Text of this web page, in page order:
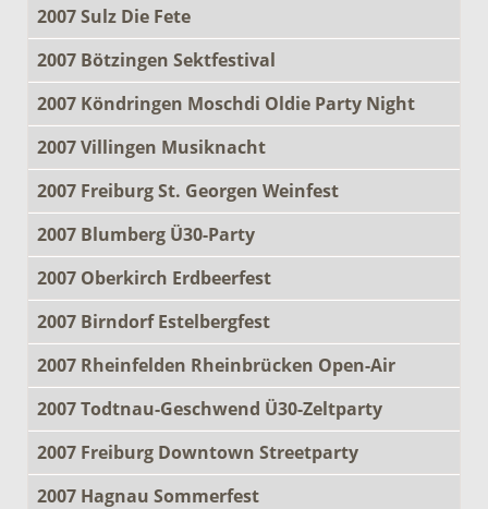
2007 Sulz Die Fete
2007 Bötzingen Sektfestival
2007 Köndringen Moschdi Oldie Party Night
2007 Villingen Musiknacht
2007 Freiburg St. Georgen Weinfest
2007 Blumberg Ü30-Party
2007 Oberkirch Erdbeerfest
2007 Birndorf Estelbergfest
2007 Rheinfelden Rheinbrücken Open-Air
2007 Todtnau-Geschwend Ü30-Zeltparty
2007 Freiburg Downtown Streetparty
2007 Hagnau Sommerfest